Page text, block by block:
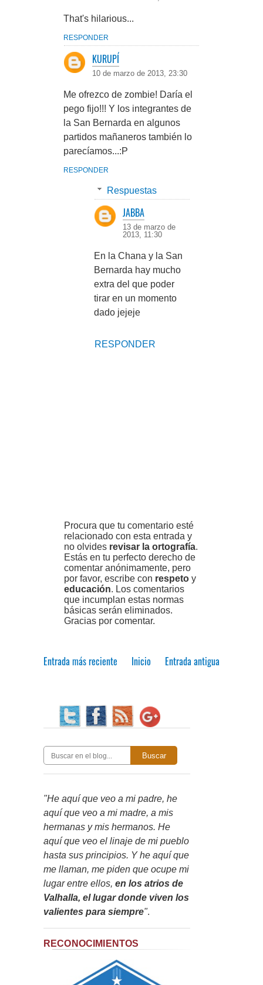
That's hilarious...
RESPONDER
KURUPÍ
10 de marzo de 2013, 23:30
Me ofrezco de zombie! Daría el
pego fijo!!! Y los integrantes de
la San Bernarda en algunos
partidos mañaneros también lo
parecíamos...:P
RESPONDER
Respuestas
JABBA
13 de marzo de
2013, 11:30
En la Chana y la San
Bernarda hay mucho
extra del que poder
tirar en un momento
dado jejeje
RESPONDER
Procura que tu comentario esté
relacionado con esta entrada y
no olvides revisar la ortografía.
Estás en tu perfecto derecho de
comentar anónimamente, pero
por favor, escribe con respeto y
educación. Los comentarios
que incumplan estas normas
básicas serán eliminados.
Gracias por comentar.
Entrada más reciente Entrada antigua
Inicio
Buscar
"He aquí que veo a mi padre, he
aquí que veo a mi madre, a mis
hermanas y mis hermanos. He
aquí que veo el linaje de mi pueblo
hasta sus principios. Y he aquí que
me llaman, me piden que ocupe mi
lugar entre ellos, en los atrios de
Valhalla, el lugar donde viven los
valientes para siempre".
RECONOCIMIENTOS